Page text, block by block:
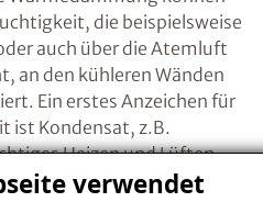
verwendet
ist, bilden
Durch die
gelöster in
ein regelrechter
Volumen der Salze
Als Folge
auf, Putz- und
anfordern
des kostenfreien
zu unserem Newsletter.